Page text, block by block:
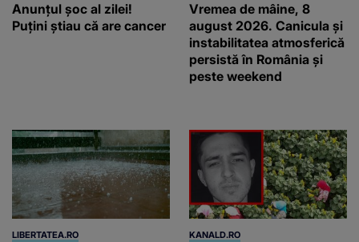
Anunţul şoc al zilei!
Puţini ştiau că are cancer
Vremea de mâine, 8
august 2026. Canicula și
instabilitatea atmosferică
persistă în România și
peste weekend
LIBERTATEA.RO KANALD.RO